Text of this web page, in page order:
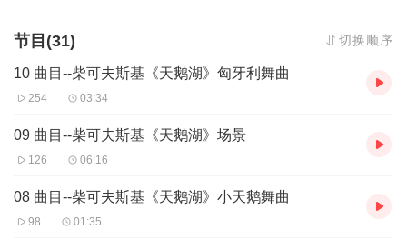
节目(31) 切换顺序
10 曲目--柴可夫斯基《天鹅湖》匈牙利舞曲
254 03:34
09 曲目--柴可夫斯基《天鹅湖》场景
126 06:16
08 曲目--柴可夫斯基《天鹅湖》小天鹅舞曲
98 01:35